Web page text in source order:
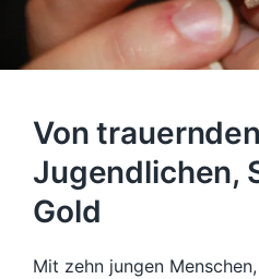
Von trauernden
Jugendlichen,
Gold
Mit zehn jungen